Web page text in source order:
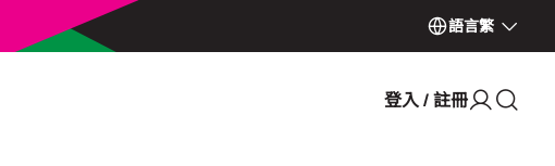
語言繁
登入 / 註冊